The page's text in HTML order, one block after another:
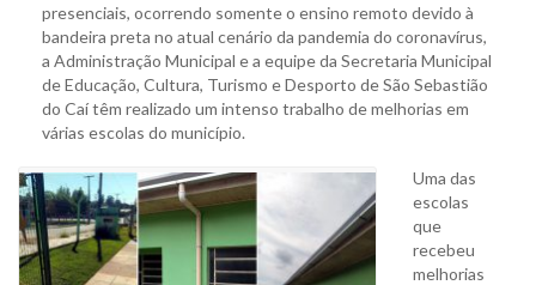
presenciais, ocorrendo somente o ensino remoto devido à
bandeira preta no atual cenário da pandemia do coronavírus,
a Administração Municipal e a equipe da Secretaria Municipal
de Educação, Cultura, Turismo e Desporto de São Sebastião
do Caí têm realizado um intenso trabalho de melhorias em
várias escolas do município.
Uma das
escolas
que
recebeu
melhorias